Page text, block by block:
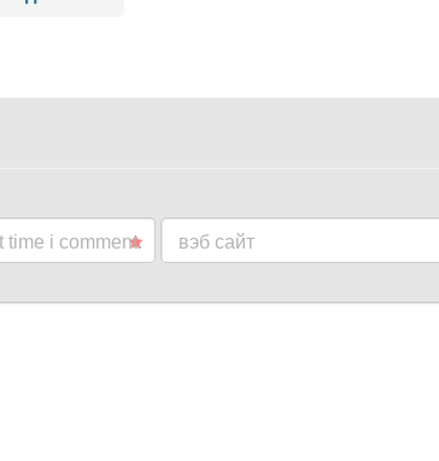
вэб сайт
time i comment.